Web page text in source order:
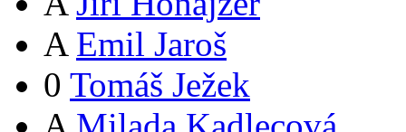
A Emil Jaroš
0 Tomáš Ježek